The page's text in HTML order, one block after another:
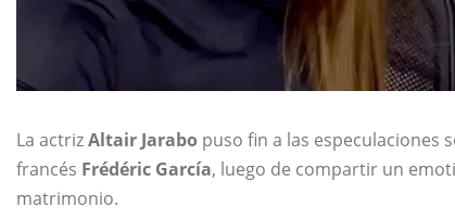
La actrizAltair Jarabo puso fin a las
francés Frédéric García, luego de compartir un
matrimonio.